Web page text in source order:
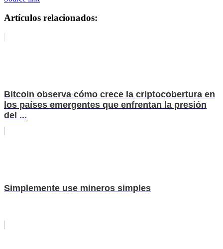
Artículos relacionados:
Bitcoin observa cómo crece la criptocobertura en
los países emergentes que enfrentan la presión
del ...
Simplemente use mineros simples